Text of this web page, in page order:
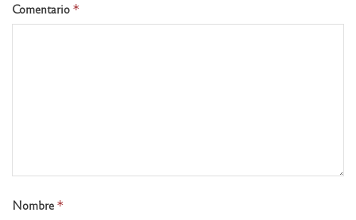
Comentario *
Nombre *